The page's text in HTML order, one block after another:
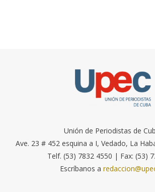
Unión de Periodistas de
Ave. 23 # 452 esquina a I, Vedado, La
Telf. (53) 7832 4550 | Fax: (53)
Escríbanos a